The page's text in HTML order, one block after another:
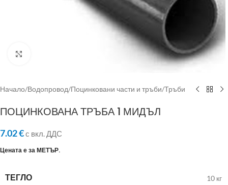
Начало/Водопровод/Поцинковани части и тръби/Тръби
ПОЦИНКОВАНА ТРЪБА 1 МИДЪЛ
7.02€с вкл. ДДС
Цената е за МЕТЪР.
ТЕГЛО 10 кг